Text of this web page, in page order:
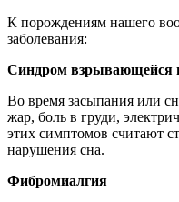
К порождениям нашего
заболевания:
Синдром взрывающейся
Во время засыпания или
жар, боль в груди,
этих симптомов считают
нарушения сна.
Фибромиалгия